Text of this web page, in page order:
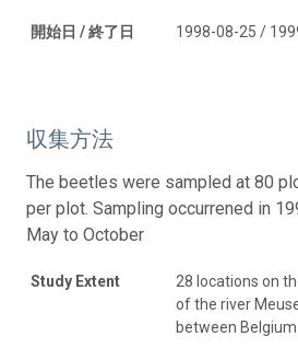
開始日 / 終了日 1998-08-25 /
収集方法
The beetles were sampled at 80
per plot. Sampling occurrened in
May to October
Study Extent
28 locations on
of the river
between